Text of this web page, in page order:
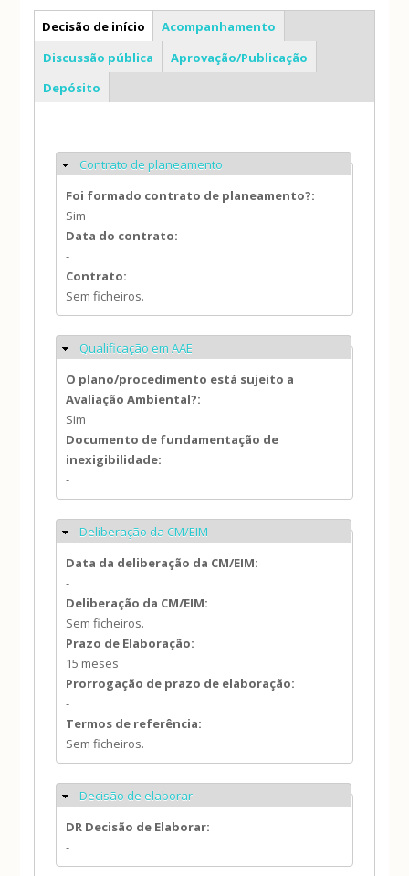
PP
Decisão de início
Acompanhamento
Discussão pública
Aprovação/Publicação
Depósito
Ocultar
Contrato de planeamento
Foi formado contrato de planeamento?:
Sim
Data do contrato:
-
Contrato:
Sem ficheiros.
Ocultar
Qualificação em AAE
O plano/procedimento está sujeito a
Avaliação Ambiental?:
Sim
Documento de fundamentação de
inexigibilidade:
-
Ocultar
Deliberação da CM/EIM
Data da deliberação da CM/EIM:
-
Deliberação da CM/EIM:
Sem ficheiros.
Prazo de Elaboração:
15 meses
Prorrogação de prazo de elaboração:
-
Termos de referência:
Sem ficheiros.
Ocultar
Decisão de elaborar
DR Decisão de Elaborar:
-